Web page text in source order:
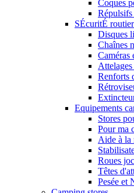
Coques
Répulsifs
SÉcuritÉ
Disques
Chaînes
Caméras
Renforts
Equipements
Stores
Pour ma
Aide à la
Roues
Têtes
Pesée et